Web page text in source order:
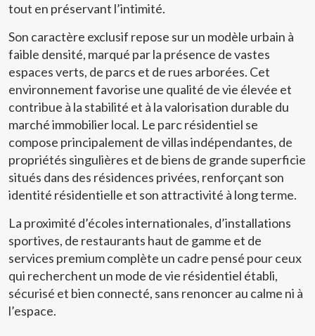
tout en préservant l’intimité.
Son caractère exclusif repose sur un modèle urbain à
faible densité, marqué par la présence de vastes
espaces verts, de parcs et de rues arborées. Cet
environnement favorise une qualité de vie élevée et
contribue à la stabilité et à la valorisation durable du
marché immobilier local. Le parc résidentiel se
compose principalement de villas indépendantes, de
propriétés singulières et de biens de grande superficie
situés dans des résidences privées, renforçant son
identité résidentielle et son attractivité à long terme.
La proximité d’écoles internationales, d’installations
sportives, de restaurants haut de gamme et de
services premium complète un cadre pensé pour ceux
qui recherchent un mode de vie résidentiel établi,
sécurisé et bien connecté, sans renoncer au calme ni à
l’espace.